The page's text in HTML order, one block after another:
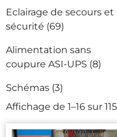
Affichage de 1–16 sur
Eclairage de secours et
sécurité (69)
Alimentation sans
coupure ASI-UPS (8)
Schémas (3)